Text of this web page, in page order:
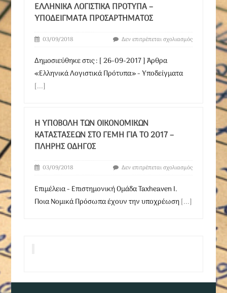
ΕΛΛΗΝΙΚΆ ΛΟΓΙΣΤΙΚΆ ΠΡΌΤΥΠΑ –
ΥΠΟΔΕΊΓΜΑΤΑ ΠΡΟΣΑΡΤΉΜΑΤΟΣ
03/09/2018 Δεν επιτρέπεται σχολιασμός
Δημοσιεύθηκε στις : [ 26-09-2017 ] Άρθρα
«Ελληνικά Λογιστικά Πρότυπα» - Υποδείγματα
[...]
Η ΥΠΟΒΟΛΉ ΤΩΝ ΟΙΚΟΝΟΜΙΚΏΝ
ΚΑΤΑΣΤΆΣΕΩΝ ΣΤΟ ΓΕΜΗ ΓΙΑ ΤΟ 2017 –
ΠΛΉΡΗΣ ΟΔΗΓΌΣ
03/09/2018 Δεν επιτρέπεται σχολιασμός
Επιμέλεια - Επιστημονική Ομάδα Taxheaven I.
Ποια Νομικά Πρόσωπα έχουν την υποχρέωση[...]